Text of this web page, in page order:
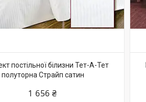
постільної білизни Тет-А-Тет
полуторна Страйп сатин
1 656 ₴